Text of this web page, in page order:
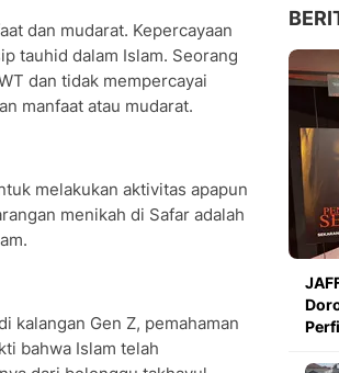
dan mudarat. Kepercayaan
tauhid dalam Islam. Seorang
dan tidak mempercayai
manfaat atau mudarat.
melakukan aktivitas apapun
menikah di Safar adalah
kalangan Gen Z, pemahaman
bahwa Islam telah